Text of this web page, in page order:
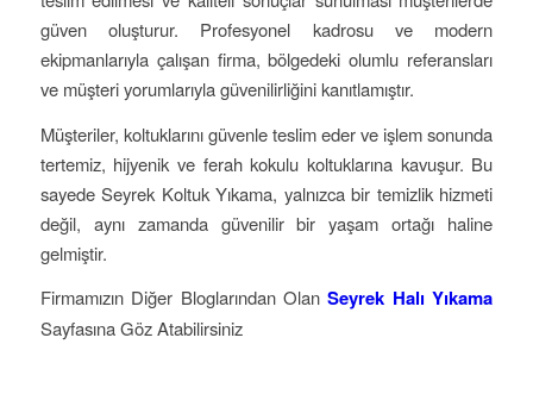
güven oluşturur. Profesyonel kadrosu ve modern
ekipmanlarıyla çalışan firma, bölgedeki olumlu referansları
ve müşteri yorumlarıyla güvenilirliğini kanıtlamıştır.
Müşteriler, koltuklarını güvenle teslim eder ve işlem sonunda
tertemiz, hijyenik ve ferah kokulu koltuklarına kavuşur. Bu
sayede Seyrek Koltuk Yıkama, yalnızca bir temizlik hizmeti
değil, aynı zamanda güvenilir bir yaşam ortağı haline
gelmiştir.
Firmamızın Diğer Bloglarından OlanSeyrek Halı Yıkama
Sayfasına Göz Atabilirsiniz